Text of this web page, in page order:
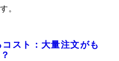
。
スト：大量注文がも